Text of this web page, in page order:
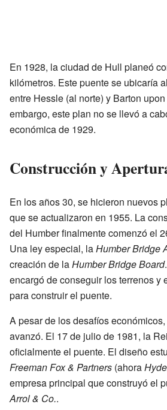
En 1928, la ciudad de Hull planeó
kilómetros. Este puente se ubicaría
entre Hessle (al norte) y Barton
embargo, este plan no se llevó a
económica de 1929.
Construcción y
En los años 30, se hicieron nuevos
que se actualizaron en 1955. La
del Humber finalmente comenzó el
Una ley especial, laHumber Bridge
creación de laHumber Bridge Board
encargó de conseguir los terrenos y
para construir el puente.
A pesar de los desafíos
avanzó. El 17 de julio de 1981, la
oficialmente el puente. El diseño
Freeman Fox & Partners (ahora
empresa principal que construyó el
Arrol & Co..